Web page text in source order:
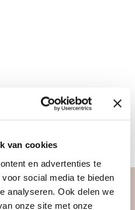
van cookies
en advertenties te
social media te bieden
analyseren. Ook delen we
onze site met onze